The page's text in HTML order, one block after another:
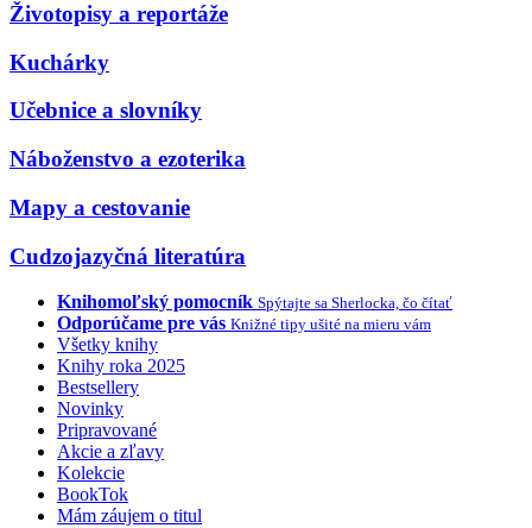
Životopisy a reportáže
Kuchárky
Učebnice a slovníky
Náboženstvo a ezoterika
Mapy a cestovanie
Cudzojazyčná literatúra
Knihomoľský pomocník Spýtajte sa Sherlocka, čo čítať
Odporúčame pre vás Knižné tipy ušité na mieru vám
Všetky knihy
Knihy roka 2025
Bestsellery
Novinky
Pripravované
Akcie a zľavy
Kolekcie
BookTok
Mám záujem o titul